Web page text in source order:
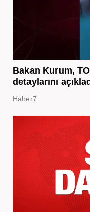
Bakan Kurum,
detaylarını
Haber7